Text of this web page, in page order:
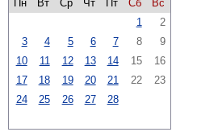
Пн Вт Ср Чт Пт Сб
Вс
1
2
3
4 5 6 7 8
9
10
11 12 13 14 15
16
17
18 19 20 21 22
23
24
25 26 27 28